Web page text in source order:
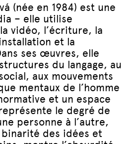
(née en 1984) est une
– elle utilise
vidéo, l’écriture, la
et la
ses œuvres, elle
du langage, au
aux mouvements
mentaux de l’homme
et un espace
le degré de
personne à l’autre,
des idées et